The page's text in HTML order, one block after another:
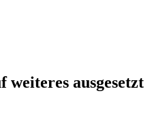
weiteres ausgesetzt